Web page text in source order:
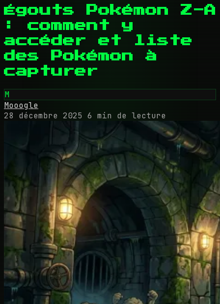
Égouts Pokémon Z-A
: comment y
accéder et liste
des Pokémon à
capturer
M
Mooogle
28 décembre 2025 6 min de lecture